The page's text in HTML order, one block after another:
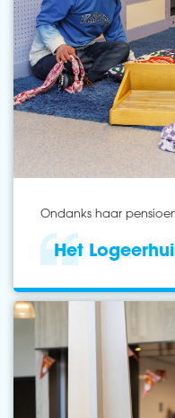
Ondanks haar
Het